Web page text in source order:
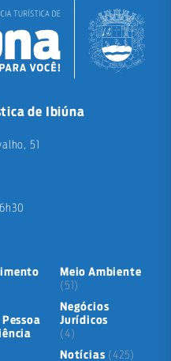
de Ibiúna
51
Meio Ambiente
(51)
Negócios
Jurídicos
(4)
Notícias (425)